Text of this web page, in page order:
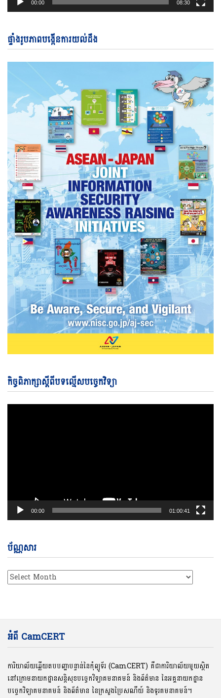
00:00 08:30
ផ្ទាំងរូបភាពបង្កើនការយល់ដឹង
កិច្ចពិភាក្សាស្តីពីបទល្មើសបច្ចេកវិទ្យា
00:00 01:00:41
ប័ណ្ណសារ
ប័ណ្ណសារ
អំពី CamCERT
ការិយាល័យឆ្លើយតបបញ្ហាបន្ទាន់នៃកុំព្យូទ័រ (CamCERT) គឺជាការិយាល័យមួយស្ថិត
នៅក្រោមនាយកដ្ឋានសន្តិសុខបច្ចេកវិទ្យាគមនាគមន៍ និងព័ត៌មាន នៃអគ្គនាយកដ្ឋាន
បច្ចេកវិទ្យាគមនាគមន៍ និងព័ត៌មាន នៃក្រសួងប្រៃសណីយ៍ និងទូរគមនាគមន៍។